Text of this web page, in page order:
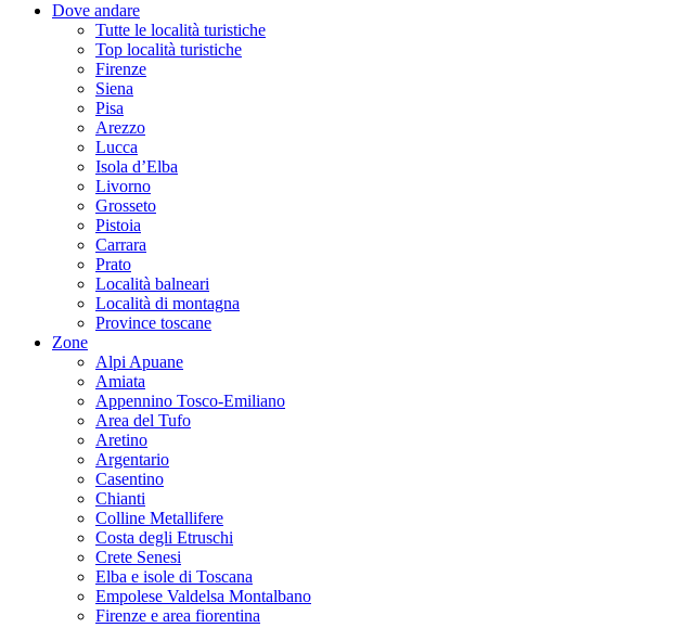
Dove andare
Tutte le località turistiche
Top località turistiche
Firenze
Siena
Pisa
Arezzo
Lucca
Isola d’Elba
Livorno
Grosseto
Pistoia
Carrara
Prato
Località balneari
Località di montagna
Province toscane
Zone
Alpi Apuane
Amiata
Appennino Tosco-Emiliano
Area del Tufo
Aretino
Argentario
Casentino
Chianti
Colline Metallifere
Costa degli Etruschi
Crete Senesi
Elba e isole di Toscana
Empolese Valdelsa Montalbano
Firenze e area fiorentina